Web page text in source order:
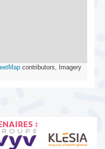
contributors, Imagery
: